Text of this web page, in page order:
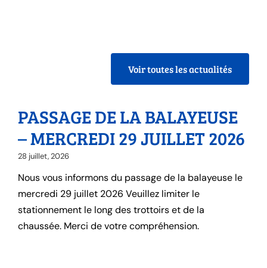
Voir toutes les actualités
PASSAGE DE LA BALAYEUSE
– MERCREDI 29 JUILLET 2026
28 juillet, 2026
Nous vous informons du passage de la balayeuse le
mercredi 29 juillet 2026 Veuillez limiter le
stationnement le long des trottoirs et de la
chaussée. Merci de votre compréhension.